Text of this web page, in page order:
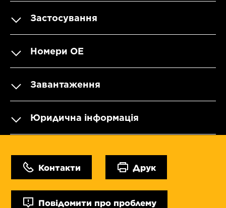
Застосування
Номери OE
Завантаження
Юридична інформація
Контакти Друк
Повідомити про проблему